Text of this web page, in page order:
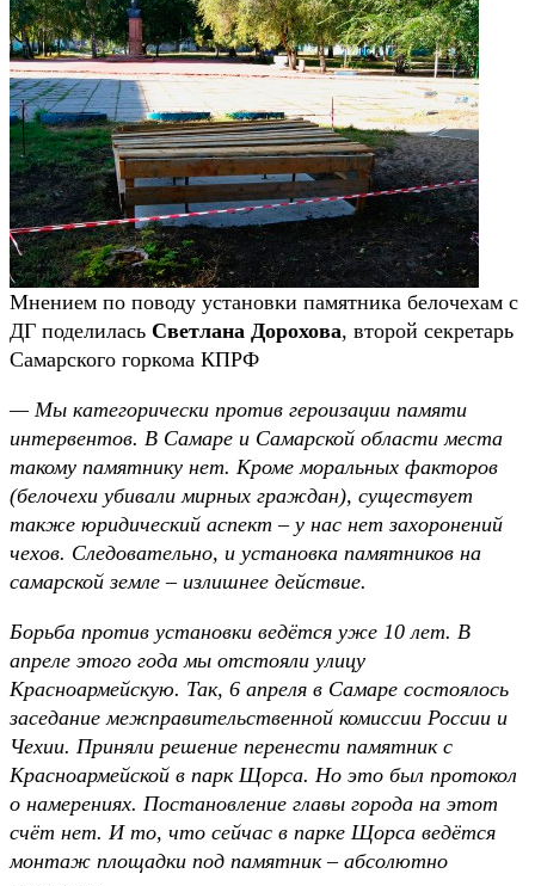
Мнением по поводу установки памятника белочехам с
ДГ поделилась Светлана Дорохова, второй секретарь
Самарского горкома КПРФ
— Мы категорически против героизации памяти
интервентов. В Самаре и Самарской области места
такому памятнику нет. Кроме моральных факторов
(белочехи убивали мирных граждан), существует
также юридический аспект – у нас нет захоронений
чехов. Следовательно, и установка памятников на
самарской земле – излишнее действие.
Борьба против установки ведётся уже 10 лет. В
апреле этого года мы отстояли улицу
Красноармейскую. Так, 6 апреля в Самаре состоялось
заседание межправительственной комиссии России и
Чехии. Приняли решение перенести памятник с
Красноармейской в парк Щорса. Но это был протокол
о намерениях. Постановление главы города на этот
счёт нет. И то, что сейчас в парке Щорса ведётся
монтаж площадки под памятник – абсолютно